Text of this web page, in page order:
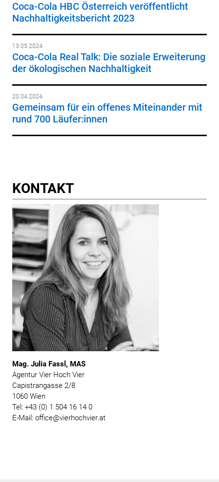
Coca-Cola HBC Österreich veröffentlicht
Nachhaltigkeitsbericht 2023
13.05.2024
Coca-Cola Real Talk: Die soziale Erweiterung
der ökologischen Nachhaltigkeit
20.04.2024
Gemeinsam für ein offenes Miteinander mit
rund 700 Läufer:innen
KONTAKT
Mag. Julia Fassl, MAS
Agentur Vier Hoch Vier
Capistrangasse 2/8
1060 Wien
Tel: +43 (0) 1 504 16 14 0
E-Mail: office@vierhochvier.at